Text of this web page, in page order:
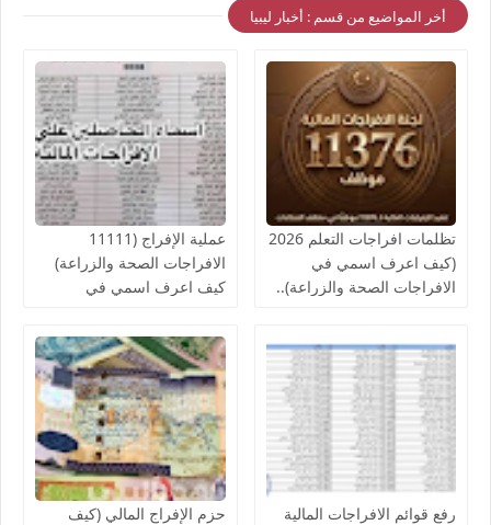
أخر المواضيع من قسم : أخبار ليبيا
تظلمات افراجات التعلم 2026
(كيف اعرف اسمي في
الافراجات الصحة والزراعة)..
الصحة ومراقبات التعليم
عملية الإفراج (11111
الافراجات الصحة والزراعة)
كيف اعرف اسمي في
لإنجاز الإفراج المالي عن
رواتب الموظفين لشهر
أغسطس
رفع قوائم الافراجات المالية
حزم الإفراج المالي (كيف